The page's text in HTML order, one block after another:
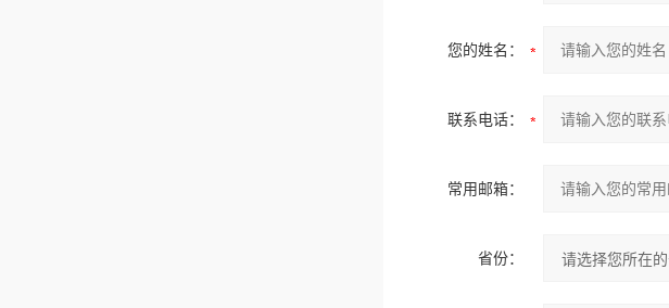
您的姓名：
联系电话：
常用邮箱：
省份：